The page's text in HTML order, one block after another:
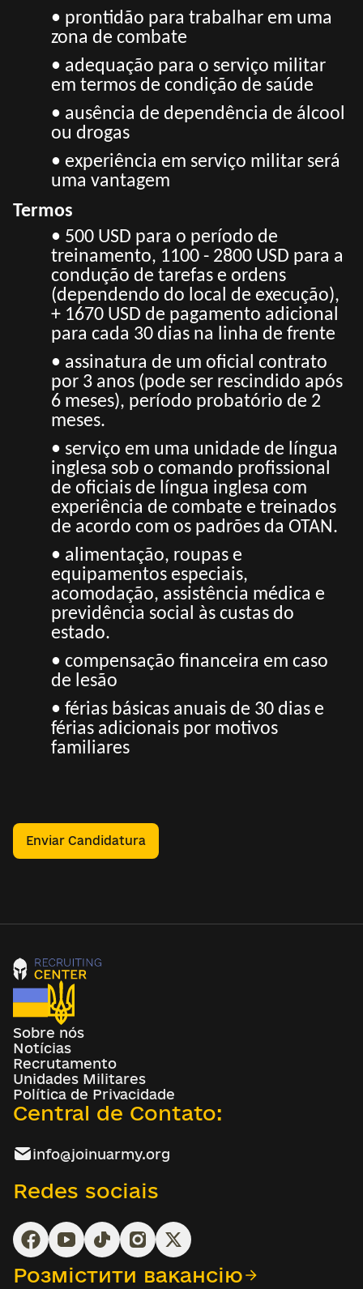
• prontidão para trabalhar em uma
zona de combate
• adequação para o serviço militar
em termos de condição de saúde
• ausência de dependência de álcool
ou drogas
• experiência em serviço militar será
uma vantagem
Termos
• 500 USD para o período de
treinamento, 1100 - 2800 USD para a
condução de tarefas e ordens
(dependendo do local de execução),
+ 1670 USD de pagamento adicional
para cada 30 dias na linha de frente
• assinatura de um oficial contrato
por 3 anos (pode ser rescindido após
6 meses), período probatório de 2
meses.
• serviço em uma unidade de língua
inglesa sob o comando profissional
de oficiais de língua inglesa com
experiência de combate e treinados
de acordo com os padrões da OTAN.
• alimentação, roupas e
equipamentos especiais,
acomodação, assistência médica e
previdência social às custas do
estado.
• compensação financeira em caso
de lesão
• férias básicas anuais de 30 dias e
férias adicionais por motivos
familiares
Enviar Candidatura
Sobre nós
Notícias
Recrutamento
Unidades Militares
Política de Privacidade
Central de Contato:
info@joinuarmy.org
Redes sociais
Розмістити вакансію